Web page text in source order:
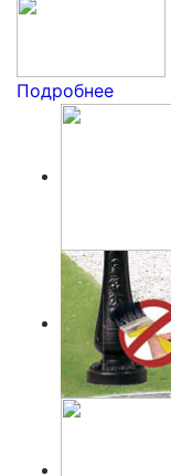
Подробнее